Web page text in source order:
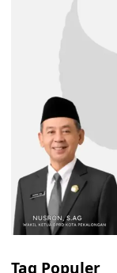
Tag Populer